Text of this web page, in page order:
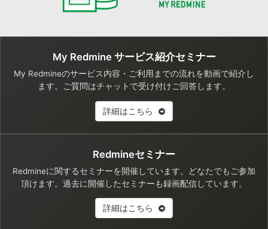
My Redmine サービス紹介セミナー
My Redmineのサービス内容・ご利用までの流れを動画で紹介し
ます。ご質問はチャットで受け付けご回答します。
詳細はこちら
Redmineセミナー
Redmineに関するセミナーを開催しています。どなたでもご参加
頂けます。過去に開催したセミナーも録画配信しています。
詳細はこちら